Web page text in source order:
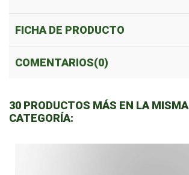
FICHA DE PRODUCTO
COMENTARIOS(0)
30 PRODUCTOS MÁS EN LA MISMA
CATEGORÍA: